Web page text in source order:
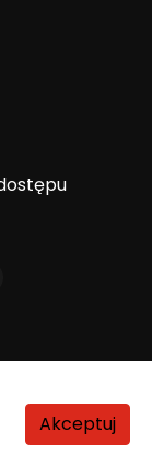
Akceptuj
prawa